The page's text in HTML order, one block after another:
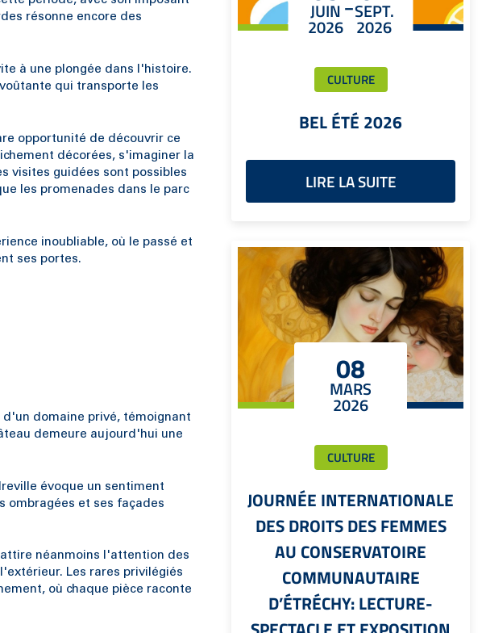
résonne encore des
à une plongée dans l'histoire.
qui transporte les
opportunité de découvrir ce
décorées, s'imaginer la
visites guidées sont possibles
les promenades dans le parc
inoubliable, où le passé et
ses portes.
domaine privé, témoignant
demeure aujourd'hui une
évoque un sentiment
ombragées et ses façades
néanmoins l'attention des
Les rares privilégiés
où chaque pièce raconte
JUIN
2026
SEPT.
2026
CULTURE
BEL ÉTÉ 2026
LIRE LA SUITE
08
MARS
2026
CULTURE
JOURNÉE INTERNATIONALE
DES DROITS DES FEMMES
AU CONSERVATOIRE
COMMUNAUTAIRE
D’ÉTRÉCHY: LECTURE-